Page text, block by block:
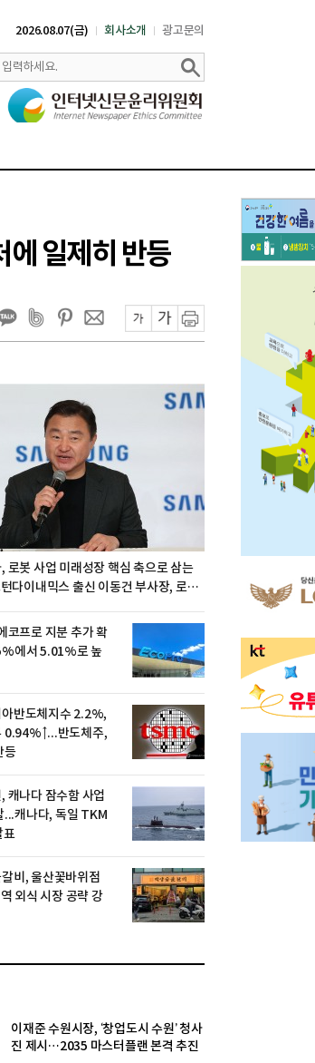
2026.08.07(금) 회사소개 광고문의
일제히 반등
로봇 사업 미래성장 핵심 축으로 삼는
다이내믹스 출신 이동건 부사장, 로보
코프로 지분 추가 확
에서 5.01%로 높
반도체지수 2.2%,
0.94%↑...반도체주,
등
캐나다 잠수함 사업
...캐나다, 독일 TKM
표
비, 울산꽃바위점
외식 시장 공략 강
이재준 수원시장, ‘창업도시 수원’ 청사
진 제시…2035 마스터플랜 본격 추진